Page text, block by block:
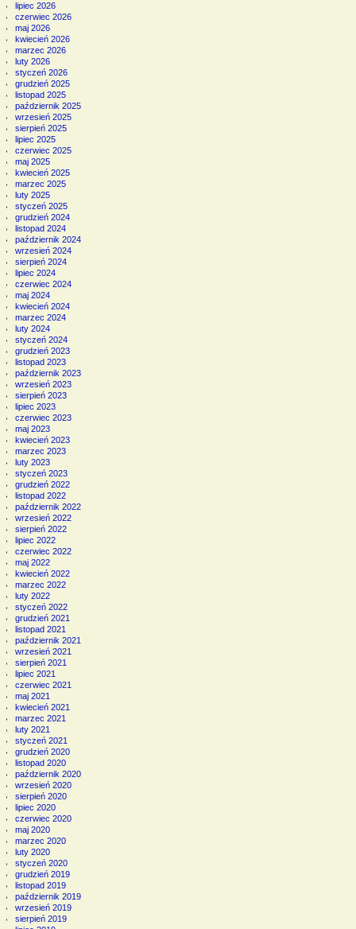
lipiec 2026
czerwiec 2026
maj 2026
kwiecień 2026
marzec 2026
luty 2026
styczeń 2026
grudzień 2025
listopad 2025
październik 2025
wrzesień 2025
sierpień 2025
lipiec 2025
czerwiec 2025
maj 2025
kwiecień 2025
marzec 2025
luty 2025
styczeń 2025
grudzień 2024
listopad 2024
październik 2024
wrzesień 2024
sierpień 2024
lipiec 2024
czerwiec 2024
maj 2024
kwiecień 2024
marzec 2024
luty 2024
styczeń 2024
grudzień 2023
listopad 2023
październik 2023
wrzesień 2023
sierpień 2023
lipiec 2023
czerwiec 2023
maj 2023
kwiecień 2023
marzec 2023
luty 2023
styczeń 2023
grudzień 2022
listopad 2022
październik 2022
wrzesień 2022
sierpień 2022
lipiec 2022
czerwiec 2022
maj 2022
kwiecień 2022
marzec 2022
luty 2022
styczeń 2022
grudzień 2021
listopad 2021
październik 2021
wrzesień 2021
sierpień 2021
lipiec 2021
czerwiec 2021
maj 2021
kwiecień 2021
marzec 2021
luty 2021
styczeń 2021
grudzień 2020
listopad 2020
październik 2020
wrzesień 2020
sierpień 2020
lipiec 2020
czerwiec 2020
maj 2020
marzec 2020
luty 2020
styczeń 2020
grudzień 2019
listopad 2019
październik 2019
wrzesień 2019
sierpień 2019